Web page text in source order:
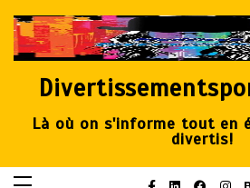
contenu
Là où on s'informe tout en
divertis!